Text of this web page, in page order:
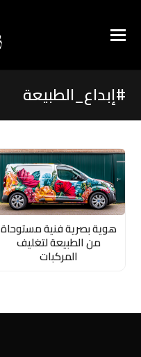
#إبداع_الطبيعة
هوية بصرية فنية مستوحاة
من الطبيعة لتغليف
المركبات